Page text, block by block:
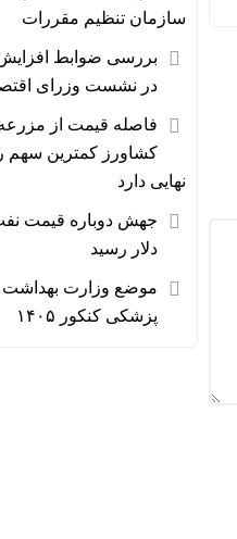
سازمان تنظیم مقررات
بررسی ضوابط افزایش
در نشست وزرای
فاصله قیمت از
کشاورز کمترین سهم
نهایی دارد
دلار رسید
موضع وزارت بهداشت
پزشکی کنکور ۱۴۰۵